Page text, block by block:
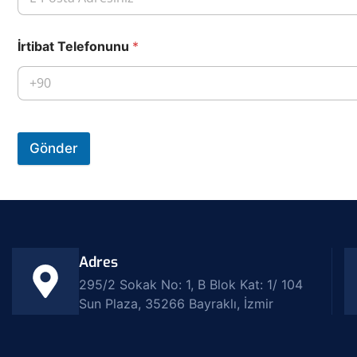
İrtibat Telefonunu *
Gönder
Adres
295/2 Sokak No: 1, B Blok Kat: 1/ 104
Sun Plaza, 35266 Bayraklı, İzmir